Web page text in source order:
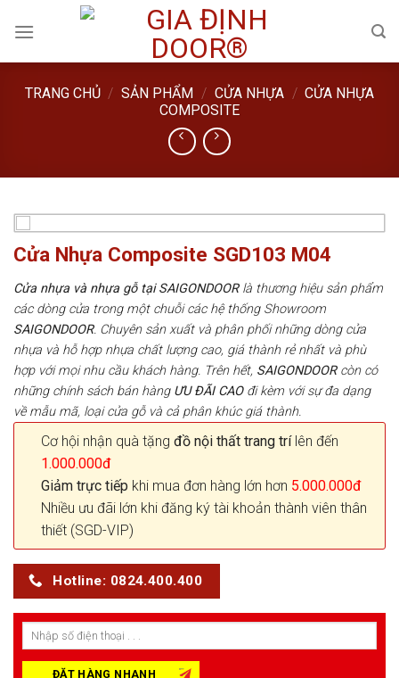
TRANG CHỦ / SẢN PHẨM / CỬA NHỰA / CỬA NHỰA
COMPOSITE
Cửa Nhựa Composite SGD103 M04
Cửa nhựa và nhựa gỗ tại SAIGONDOORlà thương hiệu sản phẩm
các dòng cửa trong một chuỗi các hệ thống Showroom
SAIGONDOOR. Chuyên sản xuất và phân phối những dòng cửa
nhựa và hỗ hợp nhựa chất lượng cao, giá thành rẻ nhất và phù
hợp với mọi nhu cầu khách hàng. Trên hết, SAIGONDOORcòn có
những chính sách bán hàng ƯU ĐÃI CAO đi kèm với sự đa dạng
về mẫu mã, loại cửa gỗ và cả phân khúc giá thành.
Cơ hội nhận quà tặng đồ nội thất trang trílên đến
1.000.000đ
Giảm trực tiếp khi mua đơn hàng lớn hơn 5.000.000đ
Nhiều ưu đãi lớn khi đăng ký tài khoản thành viên thân
thiết (SGD-VIP)
Hotline: 0824.400.400